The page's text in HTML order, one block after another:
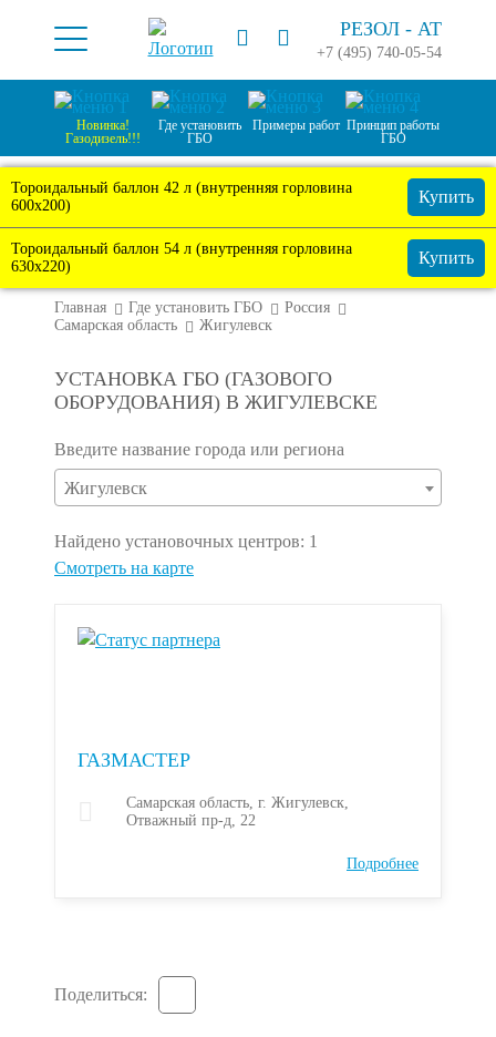
РЕЗОЛ - АТ
+7 (495) 740-05-54
Новинка!
Газодизель!!!
Где установить
ГБО
Примеры работ Принцип работы
ГБО
Тороидальный баллон 42 л (внутренняя горловина
600х200)
Купить
Тороидальный баллон 54 л (внутренняя горловина
630х220)
Купить
Главная Где установить ГБО
Россия
Самарская область
Жигулевск
УСТАНОВКА ГБО (ГАЗОВОГО
ОБОРУДОВАНИЯ) В ЖИГУЛЕВСКЕ
Введите название города или региона
Жигулевск
Найдено установочных центров: 1
Смотреть на карте
ГАЗМАСТЕР
Самарская область, г. Жигулевск,
Отважный пр-д, 22
Подробнее
Поделиться: